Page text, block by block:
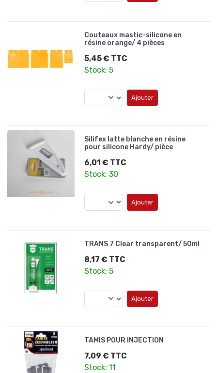
Couteaux mastic-silicone en
résine orange/ 4 pièces
5,45 € TTC
Stock: 5
Ajouter
Silifex latte blanche en résine
pour silicone Hardy/ pièce
6,01 € TTC
Stock: 30
Ajouter
TRANS 7 Clear transparent/ 50ml
8,17 € TTC
Stock: 5
Ajouter
TAMIS POUR INJECTION
7,09 € TTC
Stock: 11